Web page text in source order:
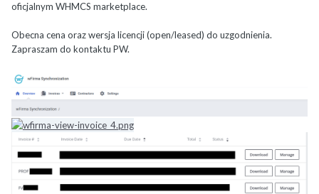
oficjalnym WHMCS marketplace.
Obecna cena oraz wersja licencji (open/leased) do uzgodnienia.
Zapraszam do kontaktu PW.